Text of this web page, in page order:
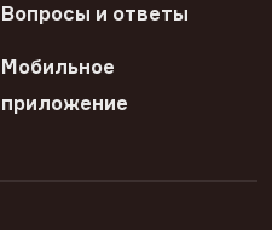
Вопросы и ответы
Мобильное
приложение